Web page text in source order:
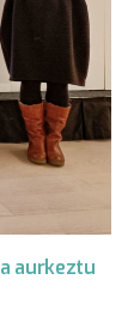
aurkeztu